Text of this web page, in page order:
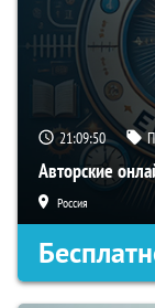
21:09:49
Авторские
Россия